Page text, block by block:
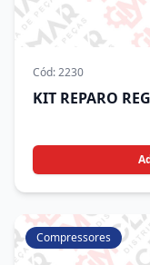
Cód:2230
KIT REPARO
Compressores